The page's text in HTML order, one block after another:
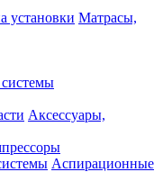
Матрасы,
Аксессуары,
Аспирационные